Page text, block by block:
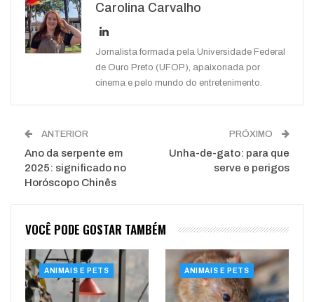
WhatsApp
Carolina Carvalho
Jornalista formada pela Universidade Federal
de Ouro Preto (UFOP), apaixonada por
cinema e pelo mundo do entretenimento.
ANTERIOR
Ano da serpente em
2025: significado no
Horóscopo Chinês
PRÓXIMO
Unha-de-gato: para que
serve e perigos
VOCÊ PODE GOSTAR TAMBÉM
ANIMAIS E PETS ANIMAIS E PETS